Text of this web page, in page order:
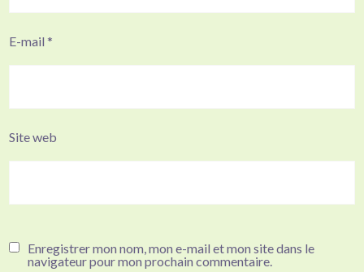
E-mail*
Site web
Enregistrer mon nom, mon e-mail et mon site dans le
navigateur pour mon prochain commentaire.